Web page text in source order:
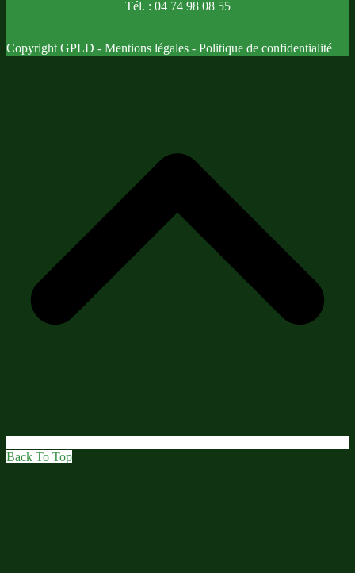
Tél. : 04 74 98 08 55
Copyright GPLD - Mentions légales - Politique de confidentialité
Back To Top